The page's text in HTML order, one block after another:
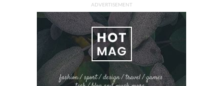
ADVERTISEMENT